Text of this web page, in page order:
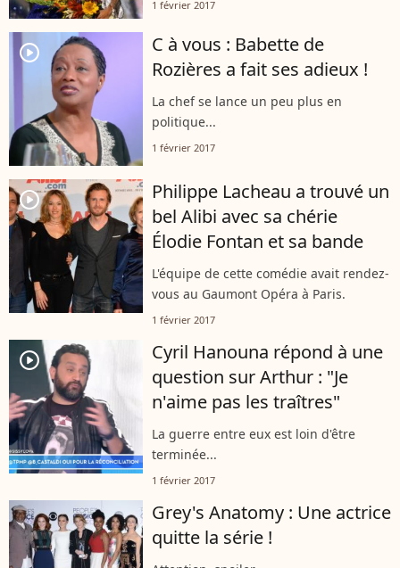
1 février 2017
player2
C à vous : Babette de
Rozières a fait ses adieux !
La chef se lance un peu plus en
politique...
1 février 2017
player2
Philippe Lacheau a trouvé un
bel Alibi avec sa chérie
Élodie Fontan et sa bande
L'équipe de cette comédie avait rendez-
vous au Gaumont Opéra à Paris.
1 février 2017
player2
Cyril Hanouna répond à une
question sur Arthur : "Je
n'aime pas les traîtres"
La guerre entre eux est loin d'être
terminée...
1 février 2017
Grey's Anatomy : Une actrice
quitte la série !